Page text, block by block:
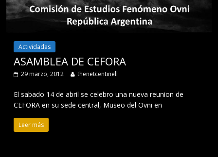
Actividades
ASAMBLEA DE CEFORA
29 marzo, 2012 thenetcentinell
El sabado 14 de abril se celebro una nueva reunion de
CEFORA en su sede central, Museo del Ovni en
Leer más